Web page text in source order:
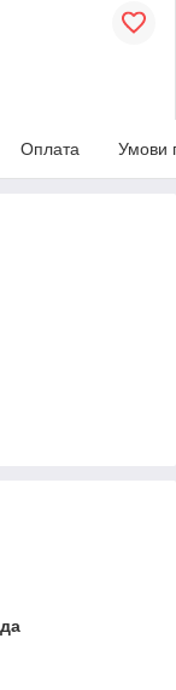
Оплата Умови